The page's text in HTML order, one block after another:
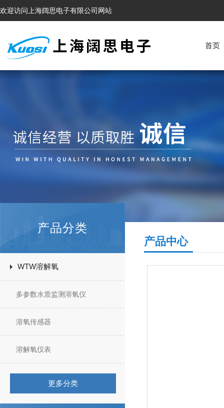
欢迎访问上海阔思电子有限公司网站
首页
产品分类
WTW溶解氧
多参数水质监测溶氧仪
溶氧传感器
溶解氧仪表
更多分类
产品中心